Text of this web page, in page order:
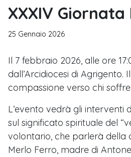
XXXIV
25 Gennaio 2026
Il 7 febbraio 2026, alle ore
dall’Arcidiocesi di
compassione verso chi soffre.
L’evento vedrà gli interventi
sul significato spirituale del
volontario, che parlerà della
Merlo Ferro, madre di